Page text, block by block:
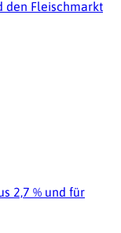
den Fleischmarkt
2,7 % und für